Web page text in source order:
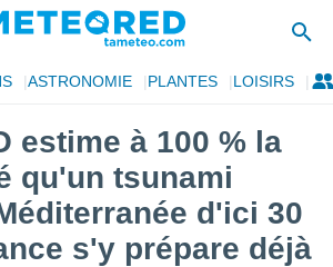
ASTRONOMIE PLANTES LOISIRS
estime à 100 % la
qu'un tsunami
d'ici 30
s'y prépare déjà